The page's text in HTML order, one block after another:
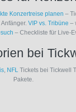
Konzertreise planen –
VIP vs. Tribüne –
– Checkliste für Live-
bei
NFL Tickets bei Tickwell
Pakete.